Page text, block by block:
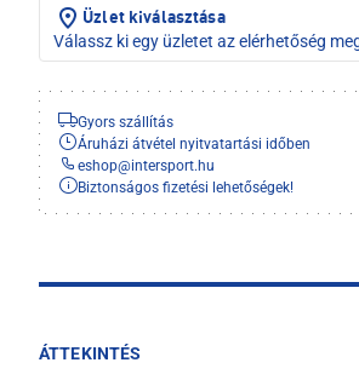
Üzlet kiválasztása
Válassz ki egy üzletet az elérhetőség
Gyors szállítás
Áruházi átvétel nyitvatartási időben
eshop@intersport.hu
Biztonságos fizetési lehetőségek!
ÁTTEKINTÉS